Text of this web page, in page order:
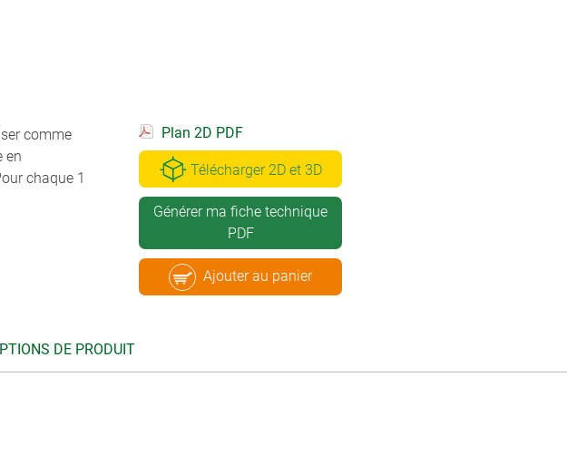
comme
en
chaque 1
Plan 2D PDF
Télécharger 2D et 3D
Générer ma fiche technique
PDF
Ajouter au panier
DE PRODUIT